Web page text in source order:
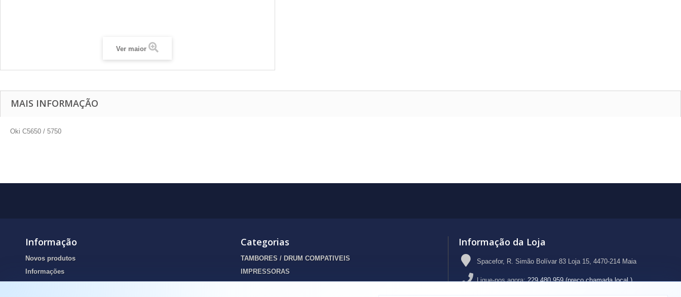
Ver maior
MAIS INFORMAÇÃO
Oki C5650 / 5750
Informação
Novos produtos
Informações
Portes de envio
Categorias
TAMBORES / DRUM COMPATIVEIS
IMPRESSORAS
INFORMATICA
Informação da Loja
Spacefor, R. Simão Bolívar 83 Loja 15, 4470-214 Maia
Ligue-nos agora:229 480 959 (preço chamada local )